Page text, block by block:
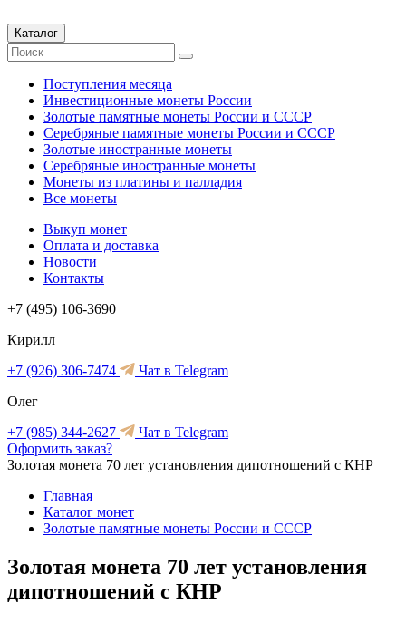
Каталог
Поступления месяца
Инвестиционные монеты России
Золотые памятные монеты России и СССР
Серебряные памятные монеты России и СССР
Золотые иностранные монеты
Серебряные иностранные монеты
Монеты из платины и палладия
Все монеты
Выкуп монет
Оплата и доставка
Новости
Контакты
+7 (495) 106-3690
Кирилл
+7 (926) 306-7474
Чат в Telegram
Олег
+7 (985) 344-2627
Чат в Telegram
Оформить заказ?
Золотая монета 70 лет установления дипотношений с КНР
Главная
Каталог монет
Золотые памятные монеты России и СССР
Золотая монета 70 лет установления
дипотношений с КНР